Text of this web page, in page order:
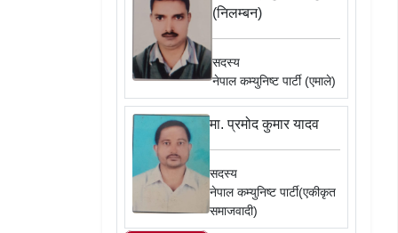
(निलम्बन)
सदस्य
नेपाल कम्युनिष्ट पार्टी (एमाले)
मा. प्रमोद कुमार यादव
सदस्य
नेपाल कम्युनिष्ट पार्टी(एकीकृत
समाजवादी)